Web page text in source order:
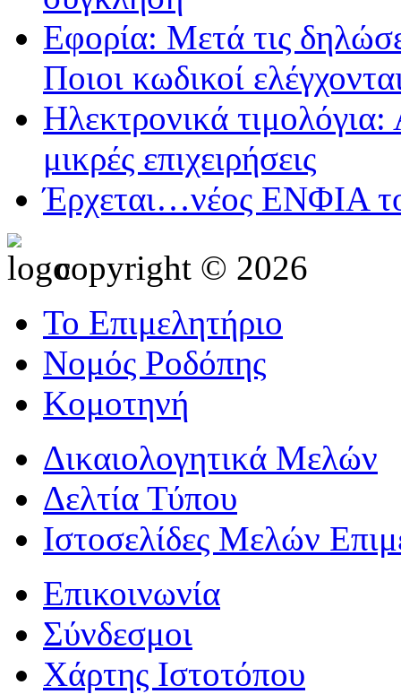
Εφορία: Μετά τις
Ποιοι κωδικοί
Ηλεκτρονικά τιμολόγια:
μικρές επιχειρήσεις
Έρχεται…νέος ΕΝΦΙΑ
copyright © 2026
Το Επιμελητήριο
Νομός Ροδόπης
Κομοτηνή
Δικαιολογητικά Μελών
Δελτία Τύπου
Ιστοσελίδες Μελών
Επικοινωνία
Σύνδεσμοι
Χάρτης Ιστοτόπου